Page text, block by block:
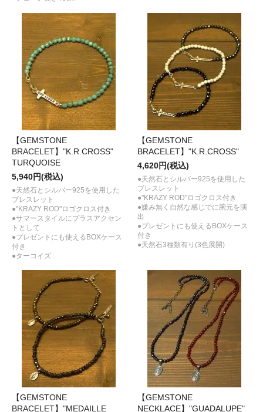
【GEMSTONE
BRACELET】"K.R.CROSS"
TURQUOISE
5,940円(税込)
●天然石とシルバー925を使用した
ブレスレット
●"KRAZY ROD"ロゴクロス付き
●サマースタイルにプラスアクセン
トとして
●プレゼントにも使えるBOXケース
付き
●ターコイズ
【GEMSTONE
BRACELET】"K.R.CROSS"
4,620円(税込)
●天然石とシルバー925を使用した
ブレスレット
●"KRAZY ROD"ロゴクロス付き
●嫌み無く自然な感じでに腕元を演
出
●プレゼントにも使えるBOXケース
付き
●天然石3種類有り(3色展開)
【GEMSTONE
BRACELET】"MEDAILLE
【GEMSTONE
NECKLACE】"GUADALUPE"